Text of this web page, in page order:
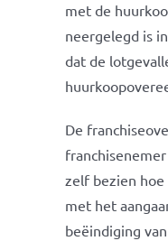
met de
neergelegd is
dat de
De
zelf bezien
met het
beëindiging